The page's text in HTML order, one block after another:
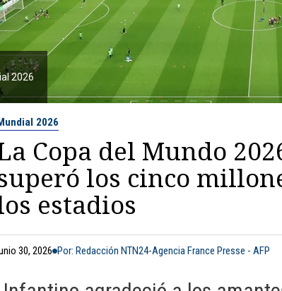
2026
2026
Copa del Mundo
los cinco
estadios
30, 2026 Por: Redacción NTN24-Agencia France Presse - AFP